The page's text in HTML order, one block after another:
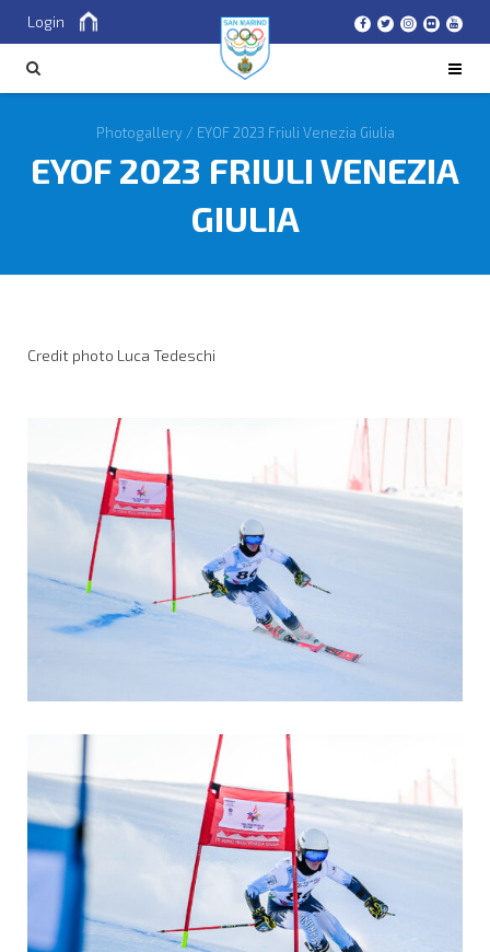
Login
Photogallery/ EYOF 2023 Friuli Venezia Giulia
EYOF 2023 FRIULI VENEZIA
GIULIA
Credit photo Luca Tedeschi